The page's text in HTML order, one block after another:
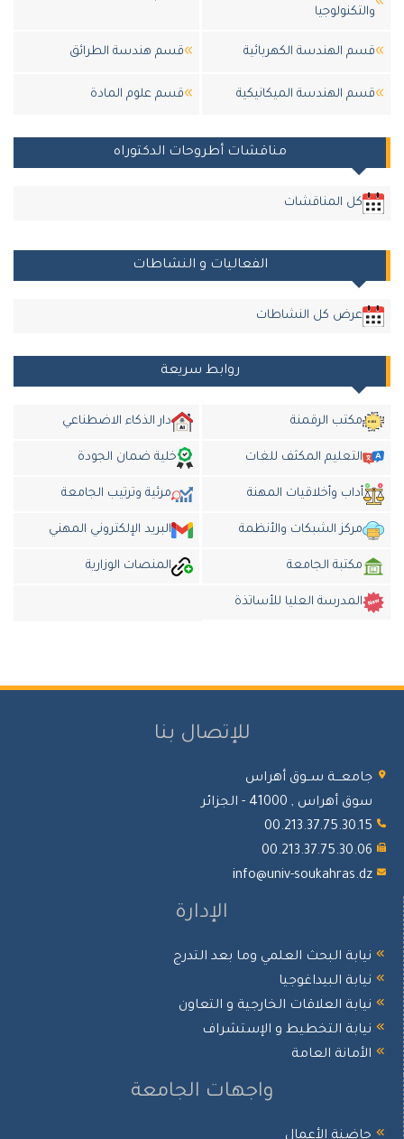
والتكنولوجيا
قسم الهندسة الكهربائية قسم هندسة الطرائق
قسم الهندسة الميكانيكية قسم علوم المادة
مناقشات أطروحات الدكتوراه
كل المناقشات
الفعاليات و النشاطات
عرض كل النشاطات
روابط سريعة
مكتب الرقمنة دار الذكاء الاضطناعي
التعليم المكثف للغات خلية ضمان الجودة
أداب وأخلاقيات المهنة مرئية وترتيب الجامعة
مركز الشبكات والأنظمة البريد الإلكتروني المهني
مكتبة الجامعة المنصات الوزارية
المدرسة العليا للأساتذة
للإتصال بنا
جامعـــة ســوق أهراس
سوق أهراس , 41000 - الجزائر
00.213.37.75.30.15
00.213.37.75.30.06
info@univ-soukahras.dz
الإدارة
نيابة البحث العلمي وما بعد التدرج
نيابة البيداغوجيا
نيابة العلاقات الخارجية و التعاون
نيابة التخطيط و الإستشراف
الأمانة العامة
واجهات الجامعة